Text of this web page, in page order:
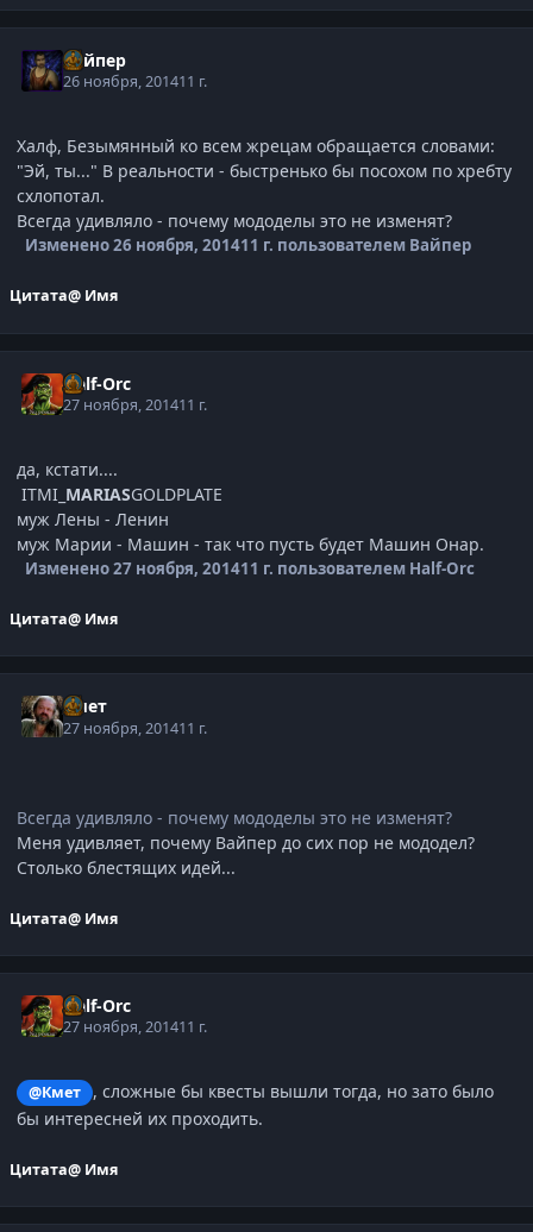
Вайпер
26 ноября, 201411 г.
Халф, Безымянный ко всем жрецам обращается словами:
"Эй, ты..." В реальности - быстренько бы посохом по хребту
схлопотал.
Всегда удивляло - почему мододелы это не изменят?
Изменено26 ноября, 201411 г. пользователем Вайпер
Цитата@ Имя
Half-Orc
27 ноября, 201411 г.
да, кстати....
ITMI_ MARIASGOLDPLATE
муж Лены - Ленин
муж Марии - Машин - так что пусть будет Машин Онар.
Изменено27 ноября, 201411 г. пользователем Half-Orc
Цитата@ Имя
Кмет
27 ноября, 201411 г.
Всегда удивляло - почему мододелы это не изменят?
Меня удивляет, почему Вайпер до сих пор не мододел?
Столько блестящих идей...
Цитата@ Имя
Half-Orc
27 ноября, 201411 г.
@Кмет
, сложные бы квесты вышли тогда, но зато было
бы интересней их проходить.
Цитата@ Имя